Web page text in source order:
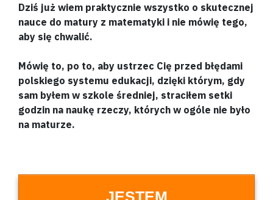
Dziś już wiem praktycznie wszystko o skutecznej
nauce do matury z matematyki i nie mówię tego,
aby się chwalić.
Mówię to, po to, aby ustrzec Cię przed błędami
polskiego systemu edukacji, dzięki którym, gdy
sam byłem w szkole średniej, straciłem setki
godzin na naukę rzeczy, których w ogóle nie było
na maturze.
JESTEM